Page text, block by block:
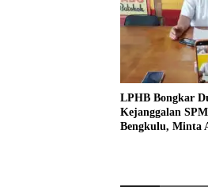
LPHB Bongkar
Kejanggalan
Bengkulu, Minta